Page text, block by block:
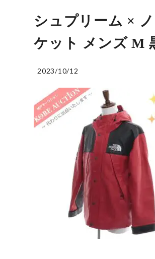
シュプリーム ×
ケット メンズ M
2023/10/12